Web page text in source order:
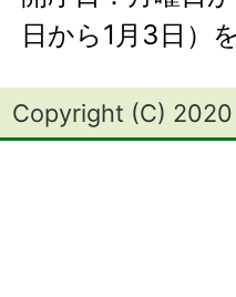
日から1月3日）
Copyright (C)